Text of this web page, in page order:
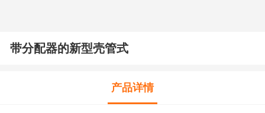
带分配器的新型壳管式
产品详情